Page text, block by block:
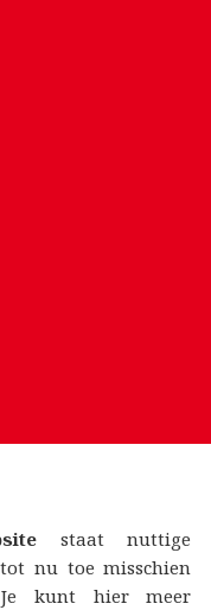
staat nuttige
nu toe misschien
kunt hier meer